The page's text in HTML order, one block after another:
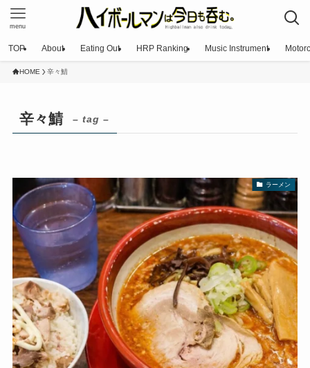
menu
TOP About Eating Out HRP Ranking Music Instrument
HOME 辛々鯖
辛々鯖 – tag –
ラーメン